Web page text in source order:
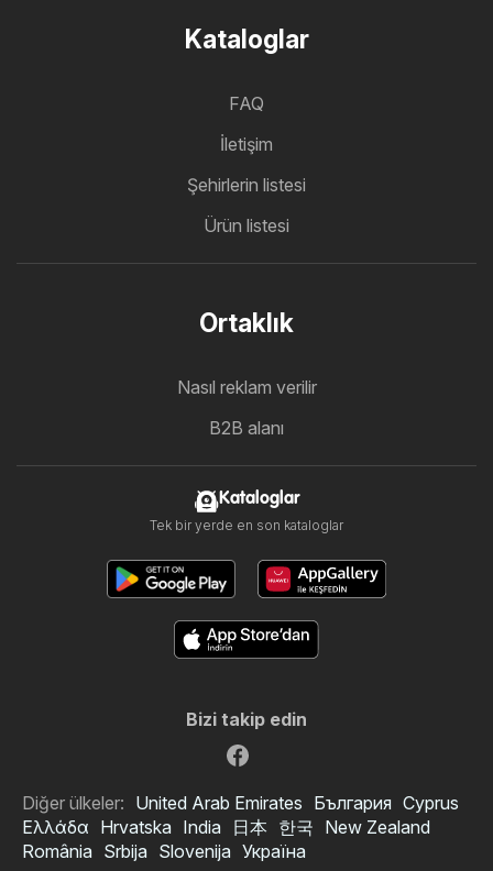
Kataloglar
FAQ
İletişim
Şehirlerin listesi
Ürün listesi
Ortaklık
Nasıl reklam verilir
B2B alanı
Kataloglar
Tek bir yerde en son kataloglar
Bizi takip edin
Diğer ülkeler: United Arab Emirates България Cyprus
Ελλάδα Hrvatska India 日本 한국 New Zealand
România Srbija Slovenija Україна